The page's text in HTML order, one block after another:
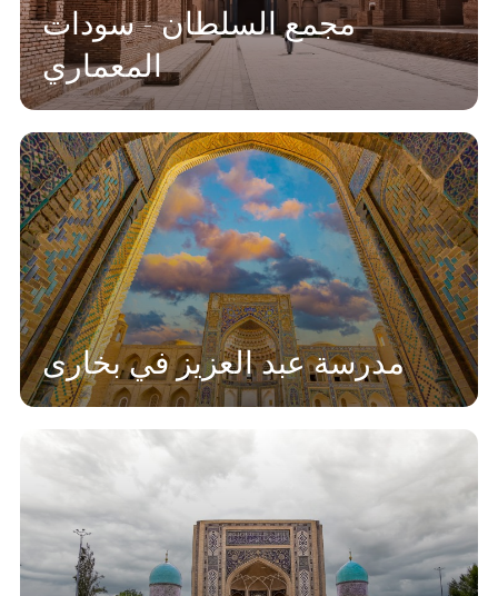
مجمع السلطان - سودات
المعماري
مدرسة عبد العزيز في بخارى